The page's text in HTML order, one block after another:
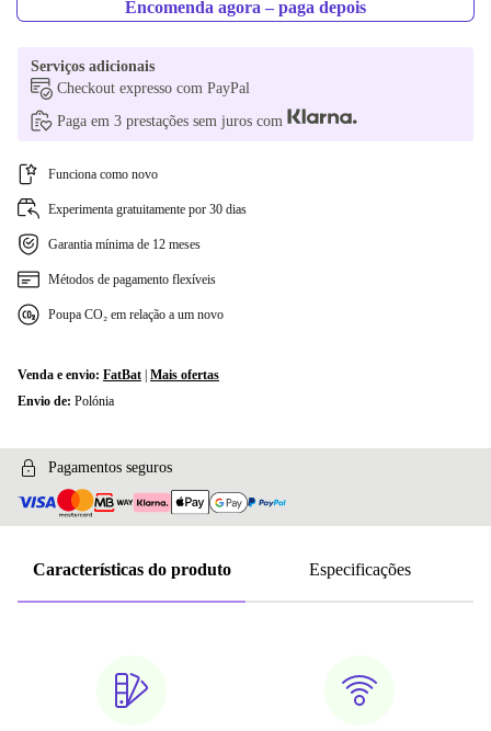
Encomenda agora – paga depois
Serviços adicionais
Checkout expresso com PayPal
Paga em 3 prestações sem juros com
Funciona como novo
Experimenta gratuitamente por 30 dias
Garantia mínima de 12 meses
Métodos de pagamento flexíveis
Poupa CO₂ em relação a um novo
Venda e envio: FatBat Mais ofertas
Envio de: Polónia
Pagamentos seguros
Características do produto Especificações